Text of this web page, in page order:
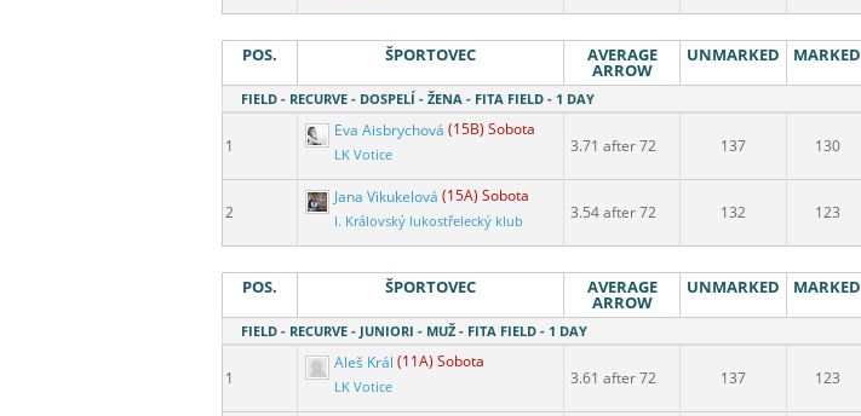
POS. ŠPORTOVEC AVERAGE
ARROW
UNMARKED MARKED
FIELD - RECURVE - DOSPELÍ - ŽENA - FITA FIELD - 1 DAY
1
Eva Aisbrychová (15B) Sobota
LK Votice 3.71 after 72 137 130
2
Jana Vikukelová (15A) Sobota
I. Královský lukostřelecký klub 3.54 after 72 132 123
POS. ŠPORTOVEC AVERAGE
ARROW
UNMARKED MARKED
FIELD - RECURVE - JUNIORI - MUŽ - FITA FIELD - 1 DAY
1
Aleš Král (11A) Sobota
LK Votice 3.61 after 72 137 123